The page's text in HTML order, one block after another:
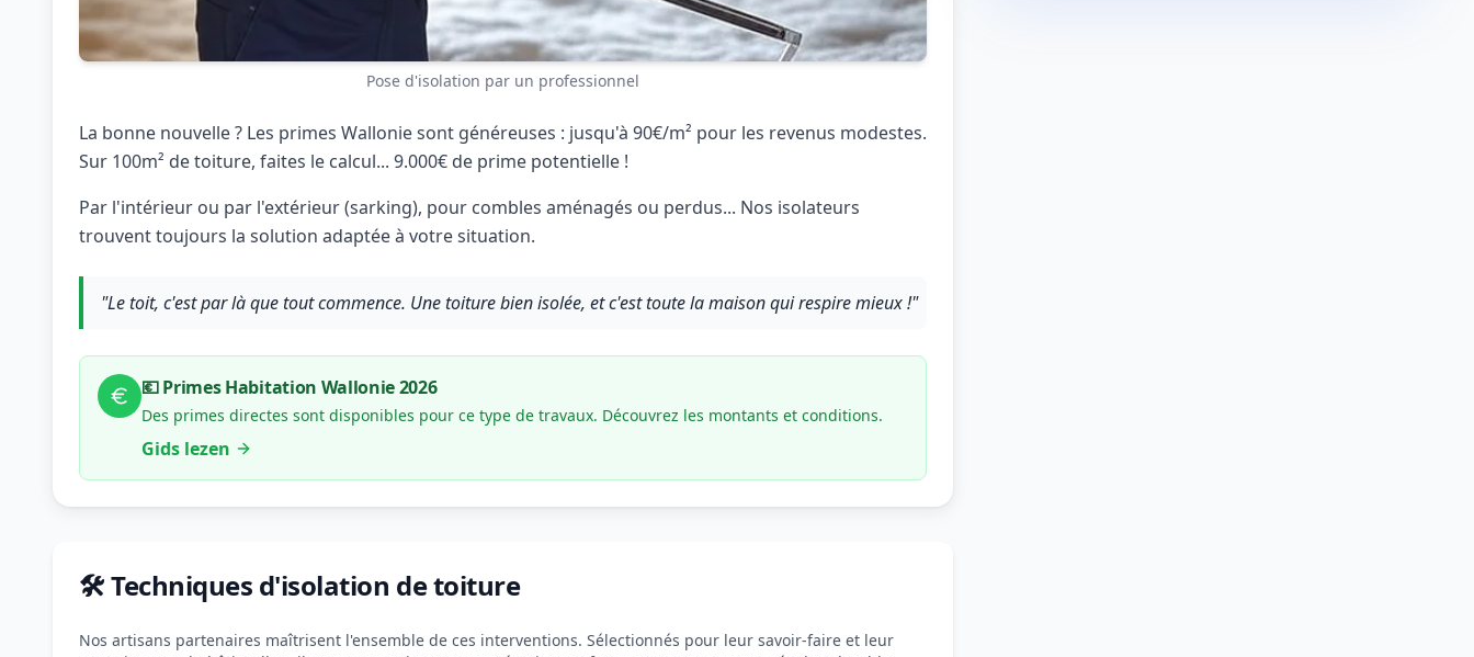
Pose d'isolation par un professionnel
La bonne nouvelle ? Les primes Wallonie sont généreuses : jusqu'à 90€/m² pour les revenus modestes.
Sur 100m² de toiture, faites le calcul... 9.000€ de prime potentielle !
Par l'intérieur ou par l'extérieur (sarking), pour combles aménagés ou perdus... Nos isolateurs
trouvent toujours la solution adaptée à votre situation.
"Le toit, c'est par là que tout commence. Une toiture bien isolée, et c'est toute la maison qui respire mieux !"
💶 Primes Habitation Wallonie 2026
Des primes directes sont disponibles pour ce type de travaux. Découvrez les montants et conditions.
Gids lezen
🛠️ Techniques d'isolation de toiture
Nos artisans partenaires maîtrisent l'ensemble de ces interventions. Sélectionnés pour leur savoir-faire et leur